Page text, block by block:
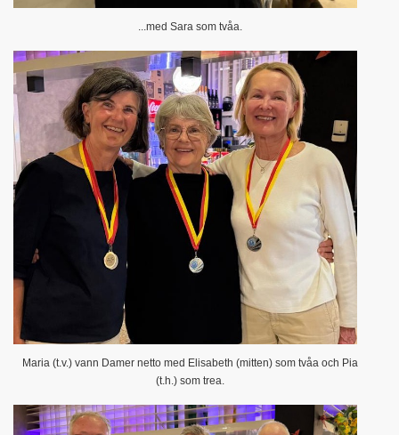
...med Sara som tvåa.
Maria (t.v.) vann Damer netto med Elisabeth (mitten) som tvåa och Pia
(t.h.) som trea.